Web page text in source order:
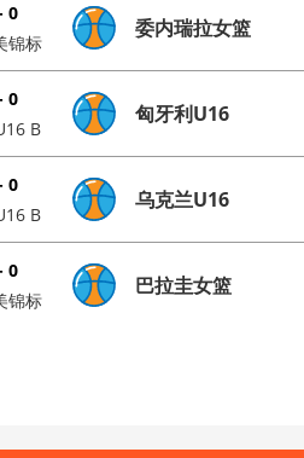
0
锦标
委内瑞拉女篮
0
B
匈牙利U16
0
B
乌克兰U16
0
锦标
巴拉圭女篮